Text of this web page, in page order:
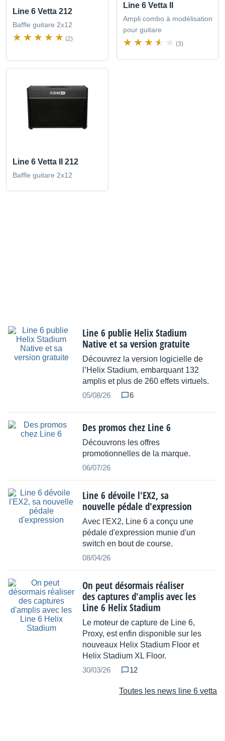
Line 6 Vetta 212
Baffle guitare 2x12
(2)
Line 6 Vetta II
Ampli combo à modélisation
pour guitare
(3)
Line 6 Vetta II 212
Baffle guitare 2x12
Line 6 publie Helix Stadium
Native et sa version gratuite
Découvrez la version logicielle de
l’Helix Stadium, embarquant 132
amplis et plus de 260 effets virtuels.
05/08/26
6
Des promos chez Line 6
Découvrons les offres
promotionnelles de la marque.
06/07/26
Line 6 dévoile l'EX2, sa
nouvelle pédale d'expression
Avec l'EX2, Line 6 a conçu une
pédale d'expression munie d'un
switch en bout de course.
08/04/26
On peut désormais réaliser
des captures d'amplis avec les
Line 6 Helix Stadium
Le moteur de capture de Line 6,
Proxy, est enfin disponible sur les
nouveaux Helix Stadium Floor et
Helix Stadium XL Floor.
30/03/26
12
Toutes les news line 6 vetta